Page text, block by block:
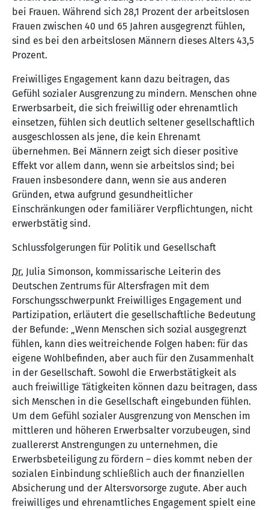
bei Frauen. Während sich 28,1 Prozent der arbeitslosen
Frauen zwischen 40 und 65 Jahren ausgegrenzt fühlen,
sind es bei den arbeitslosen Männern dieses Alters 43,5
Prozent.
Freiwilliges Engagement kann dazu beitragen, das
Gefühl sozialer Ausgrenzung zu mindern. Menschen ohne
Erwerbsarbeit, die sich freiwillig oder ehrenamtlich
einsetzen, fühlen sich deutlich seltener gesellschaftlich
ausgeschlossen als jene, die kein Ehrenamt
übernehmen. Bei Männern zeigt sich dieser positive
Effekt vor allem dann, wenn sie arbeitslos sind; bei
Frauen insbesondere dann, wenn sie aus anderen
Gründen, etwa aufgrund gesundheitlicher
Einschränkungen oder familiärer Verpflichtungen, nicht
erwerbstätig sind.
Schlussfolgerungen für Politik und Gesellschaft
Dr. Julia Simonson, kommissarische Leiterin des
Deutschen Zentrums für Altersfragen mit dem
Forschungsschwerpunkt Freiwilliges Engagement und
Partizipation, erläutert die gesellschaftliche Bedeutung
der Befunde: „Wenn Menschen sich sozial ausgegrenzt
fühlen, kann dies weitreichende Folgen haben: für das
eigene Wohlbefinden, aber auch für den Zusammenhalt
in der Gesellschaft. Sowohl die Erwerbstätigkeit als
auch freiwillige Tätigkeiten können dazu beitragen, dass
sich Menschen in die Gesellschaft eingebunden fühlen.
Um dem Gefühl sozialer Ausgrenzung von Menschen im
mittleren und höheren Erwerbsalter vorzubeugen, sind
zuallererst Anstrengungen zu unternehmen, die
Erwerbsbeteiligung zu fördern – dies kommt neben der
sozialen Einbindung schließlich auch der finanziellen
Absicherung und der Altersvorsorge zugute. Aber auch
freiwilliges und ehrenamtliches Engagement spielt eine